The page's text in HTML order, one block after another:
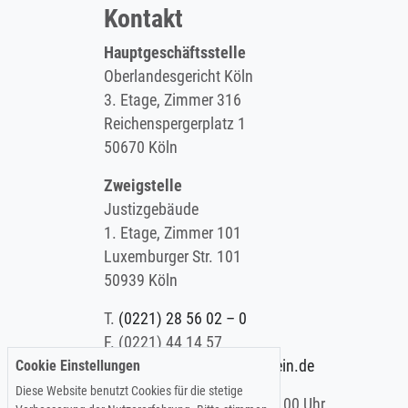
Kontakt
Hauptgeschäftsstelle
Oberlandesgericht Köln
3. Etage, Zimmer 316
Reichenspergerplatz 1
50670 Köln
Zweigstelle
Justizgebäude
1. Etage, Zimmer 101
Luxemburger Str. 101
50939 Köln
T. (0221) 28 56 02 – 0
F.(0221) 44 14 57
E.info@koelner-anwaltverein.de
Montag - Freitag: 9.00 – 15.00 Uhr
Cookie Einstellungen
Diese Website benutzt Cookies für die stetige